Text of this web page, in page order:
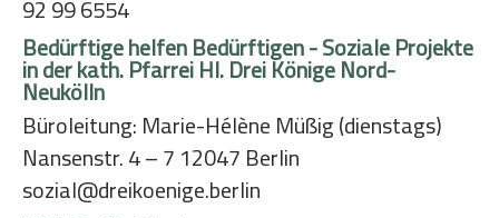
92 99 6554
Bedürftige helfen Bedürftigen - Soziale Projekte
in der kath. Pfarrei Hl. Drei Könige Nord-
Neukölln
Büroleitung: Marie-Hélène Müßig (dienstags)
Nansenstr. 4 – 7 12047 Berlin
sozial@dreikoenige.berlin